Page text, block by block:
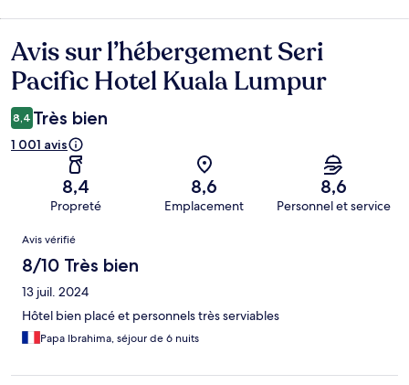
Avis
Avis sur l’hébergement Seri
Pacific Hotel Kuala Lumpur
8,4 Très bien
1 001 avis
8,4
Propreté
8,6
Emplacement
8,6
Personnel et service
Avis
Avis vérifié
8/10 Très bien
13 juil. 2024
Hôtel bien placé et personnels très serviables
Papa Ibrahima, séjour de 6 nuits